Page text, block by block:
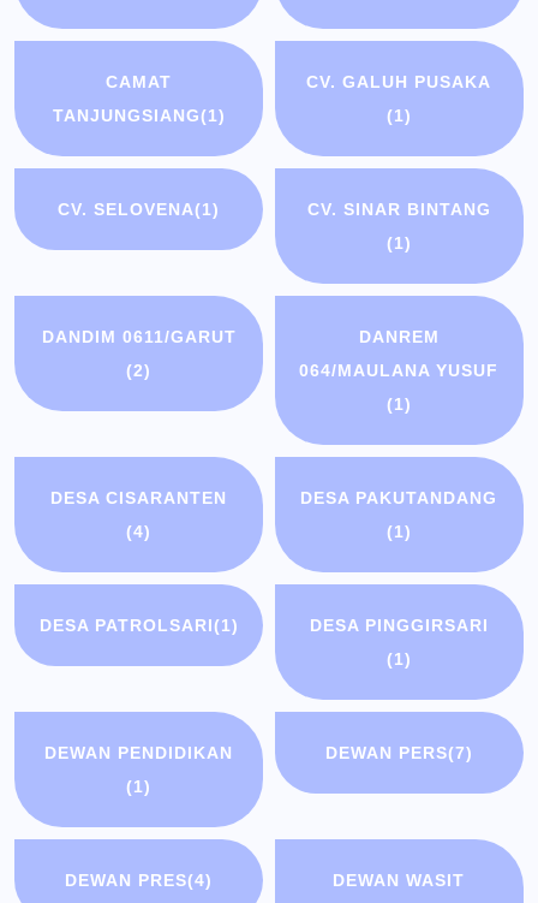
CAMAT
TANJUNGSIANG(1)
CV. GALUH PUSAKA
(1)
CV. SELOVENA(1)
CV. SINAR BINTANG
(1)
DANDIM 0611/GARUT
(2)
DANREM
064/MAULANA YUSUF
(1)
DESA CISARANTEN
(4)
DESA PAKUTANDANG
(1)
DESA PATROLSARI(1)
DESA PINGGIRSARI
(1)
DEWAN PENDIDIKAN
(1)
DEWAN PERS(7)
DEWAN PRES(4)
DEWAN WASIT